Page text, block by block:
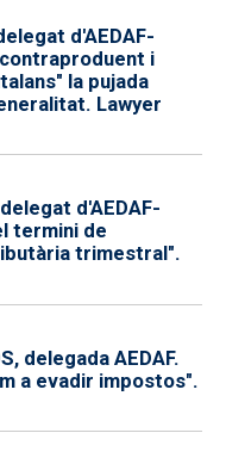
d'AEDAF-
i
la pujada
Lawyer
d'AEDAF-
termini de
trimestral".
delegada AEDAF.
a evadir impostos".